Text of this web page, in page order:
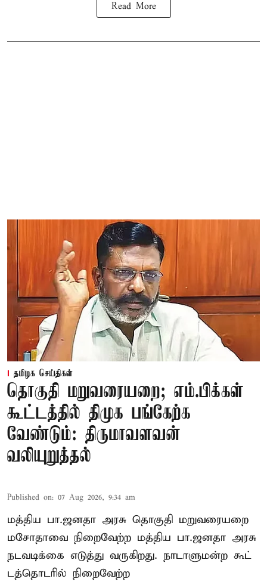
Read More
தமிழக செய்திகள்
தொகுதி மறுவரையறை; எம்.பிக்கள்
கூட்டத்தில் திமுக பங்கேற்க
வேண்டும்: திருமாவளவன்
வலியுறுத்தல்
Published on: 07 Aug 2026, 9:34 am
மத்திய பா.ஜனதா அரசு தொகுதி மறுவரையறை
மசோதாவை நிறைவேற்ற மத்திய பா.ஜனதா அரசு
நடவடிக்கை எடுத்து வருகிறது. நாடாளுமன்ற கூட்
டத்தொடரில் நிறைவேற்ற